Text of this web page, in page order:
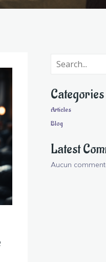
Categories
Articles
Blog
Latest
Aucun